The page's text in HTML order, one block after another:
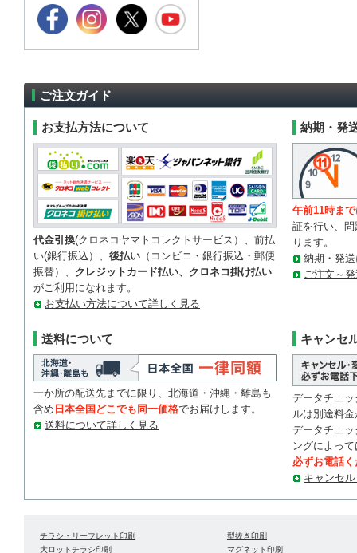
ご注文ガイド
お支払方法について
代金引換(クロネコヤマトコレクトサービス）、前払
い(銀行振込）、 後払い （コンビニ・銀行振込・郵便
振替）、 クレジットカード払い、クロネコ掛け払い
がご利用になれます。
お支払い方法について詳しく見る
送料について
一か所の配送先までに限り、北海道・沖縄・離島も
含め 日本全国どこでも同一価格でお届けします。
送料について詳しく見る
納期・発
午前11時まで
証を行い、
ります。
納期・発
ご注文～
キャンセ
データチェ
ルは別途料
データチェ
ングによっ
必ずお電話
キャンセ
チラシ・リーフレット印刷
大ロットチラシ印刷
型抜き印刷
マグネット印刷